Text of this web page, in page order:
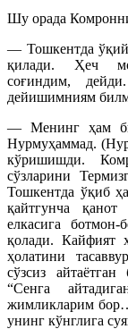
Шу орада
— Тошкентда
қилади. Ҳеч
соғиндим,
дейишимниям
— Менинг ҳам
Нурмуҳаммад.
кўришишди.
сўзларини
Тошкентда ўқиб
қайтгунча
елкасига
қолади. Кайфият
ҳолатини
сўзсиз
“Сенга
жимликларим
унинг кўнглига